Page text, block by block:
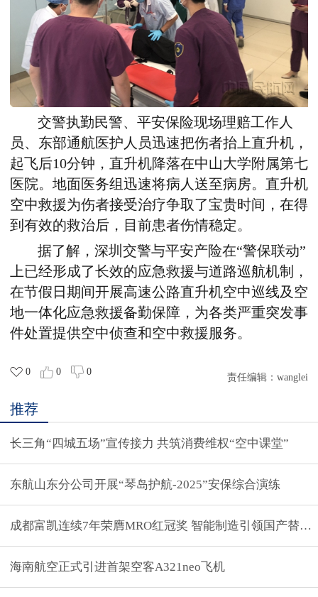
交警执勤民警、平安保险现场理赔工作人
员、东部通航医护人员迅速把伤者抬上直升机，
起飞后10分钟，直升机降落在中山大学附属第七
医院。地面医务组迅速将病人送至病房。直升机
空中救援为伤者接受治疗争取了宝贵时间，在得
到有效的救治后，目前患者伤情稳定。
据了解，深圳交警与平安产险在“警保联动”
上已经形成了长效的应急救援与道路巡航机制，
在节假日期间开展高速公路直升机空中巡线及空
地一体化应急救援备勤保障，为各类严重突发事
件处置提供空中侦查和空中救援服务。
0 0 0
责任编辑： wanglei
推荐
长三角“四城五场”宣传接力 共筑消费维权“空中课堂”
东航山东分公司开展“琴岛护航-2025”安保综合演练
成都富凯连续7年荣膺MRO红冠奖 智能制造引领国产替代
海南航空正式引进首架空客A321neo飞机